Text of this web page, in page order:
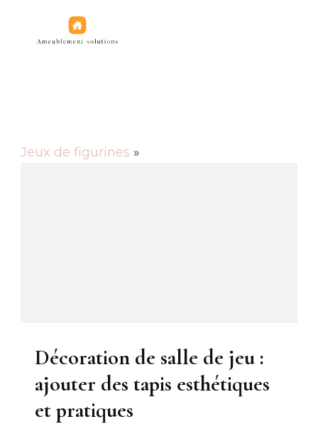
Jeux de figurines
Jeux de figurines »
Décoration de salle de jeu :
ajouter des tapis esthétiques
et pratiques